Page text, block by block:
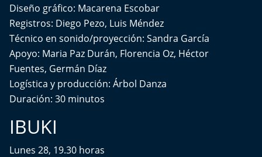
Yo invito
Diseño gráfico: Macarena Escobar
Registros: Diego Pezo, Luis Méndez
Técnico en sonido/proyección: Sandra García
Apoyo: Maria Paz Durán, Florencia Oz, Héctor
Fuentes, Germán Díaz
Logística y producción: Árbol Danza
Duración: 30 minutos
IBUKI
Lunes 28, 19.30 horas